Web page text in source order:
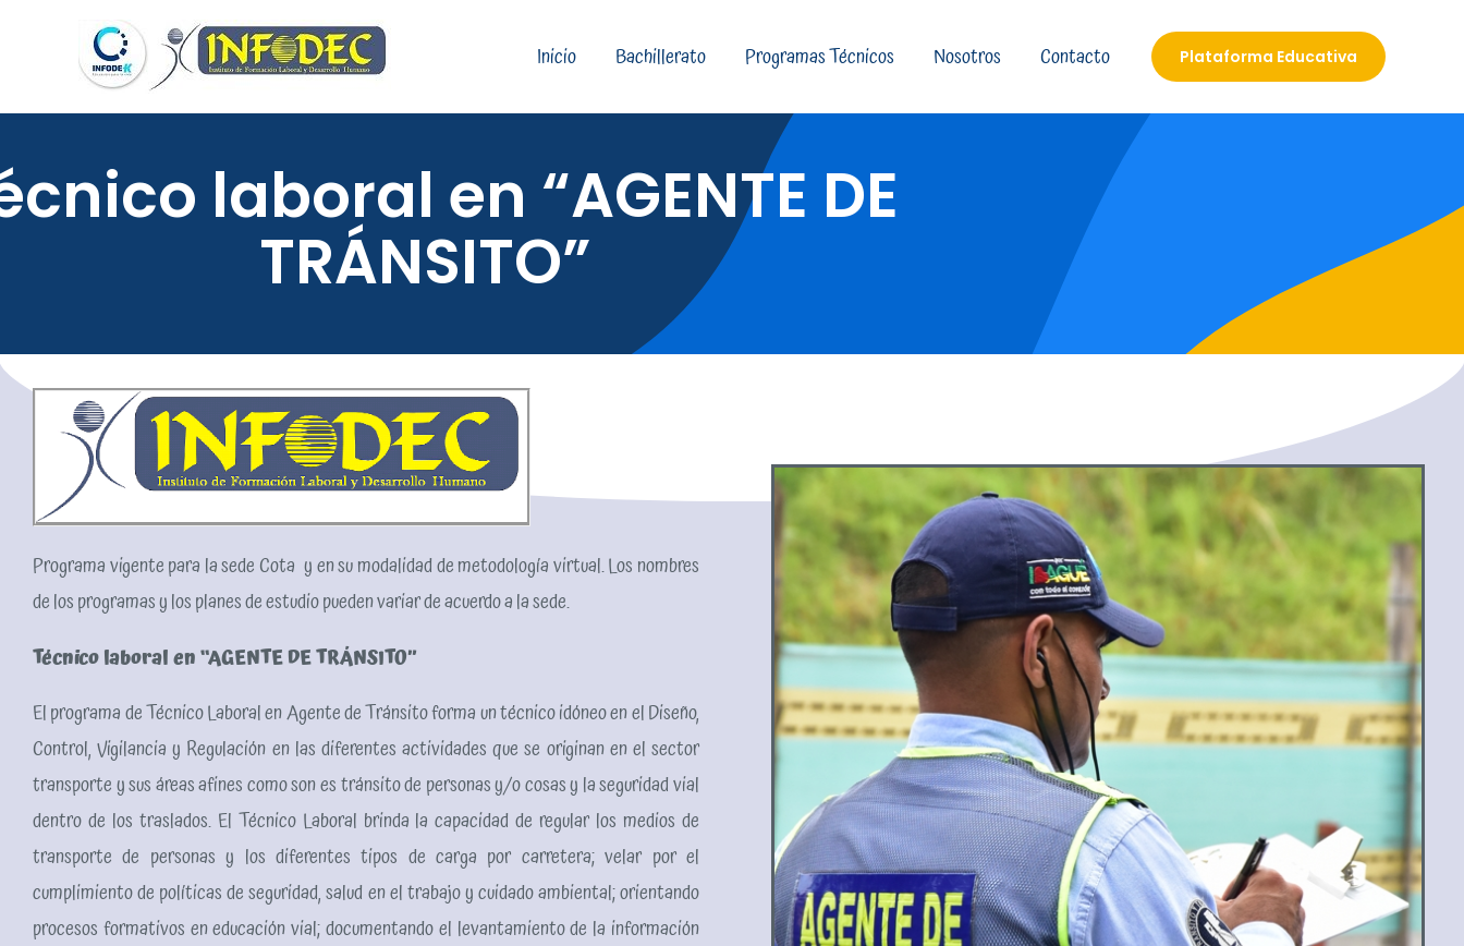
Inicio Bachillerato Programas Técnicos Nosotros Contacto Plataforma Educativa
laboral en “AGENTE DE
TRÁNSITO”
Programa vigente para la sede Cota y en su modalidad de metodología virtual. Los nombres
de los programas y los planes de estudio pueden variar de acuerdo a la sede.
Técnico laboral en “AGENTE DE TRÁNSITO”
El programa de Técnico Laboral en Agente de Tránsito forma un técnico idóneo en el Diseño,
Control, Vigilancia y Regulación en las diferentes actividades que se originan en el sector
transporte y sus áreas afines como son es tránsito de personas y/o cosas y la seguridad vial
dentro de los traslados. El Técnico Laboral brinda la capacidad de regular los medios de
transporte de personas y los diferentes tipos de carga por carretera; velar por el
cumplimiento de políticas de seguridad, salud en el trabajo y cuidado ambiental; orientando
procesos formativos en educación vial; documentando el levantamiento de la información